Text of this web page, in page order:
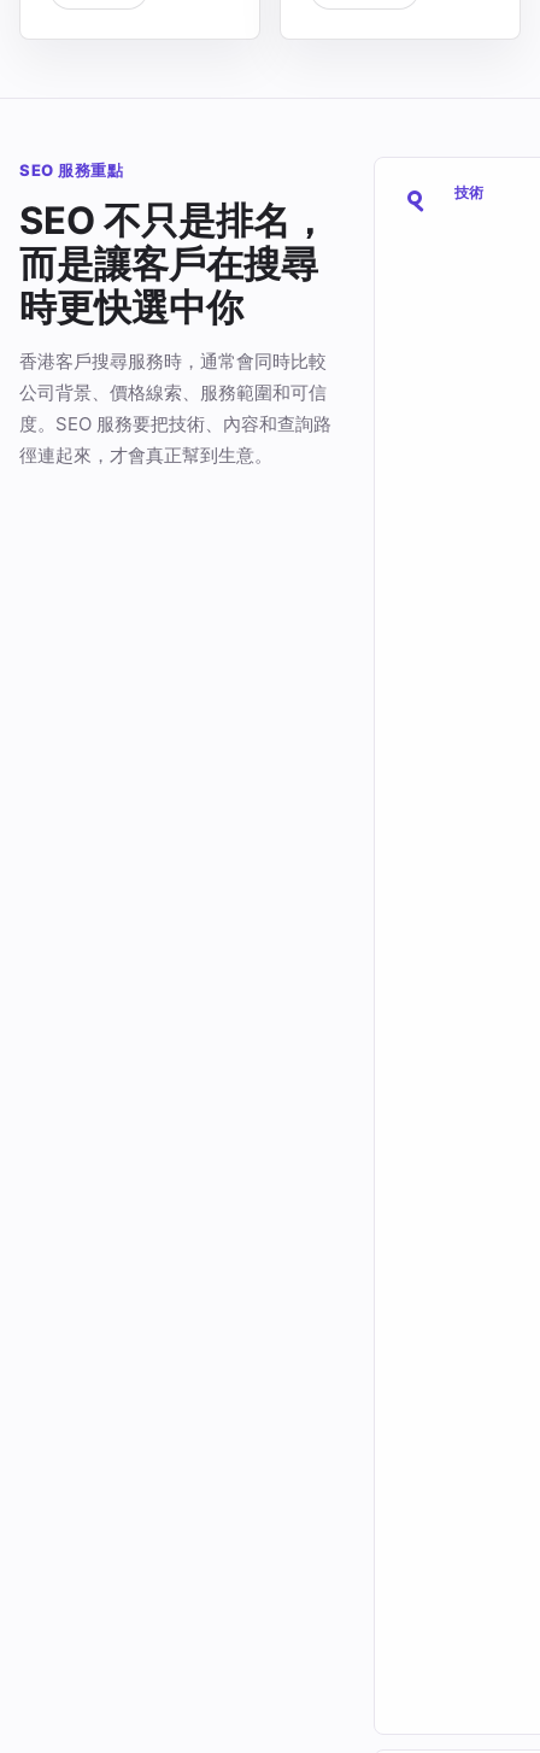
SEO 服務重點
SEO 不只是排名，
而是讓客戶在搜尋
時更快選中你
香港客戶搜尋服務時，通常會同時比較
公司背景、價格線索、服務範圍和可信
度。SEO 服務要把技術、內容和查詢路
徑連起來，才會真正幫到生意。
技術